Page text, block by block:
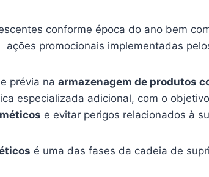
conforme época do ano bem
ações promocionais implementadas
prévia na armazenagem de produtos
especializada adicional, com o
e evitar perigos relacionados à
é uma das fases da cadeia de